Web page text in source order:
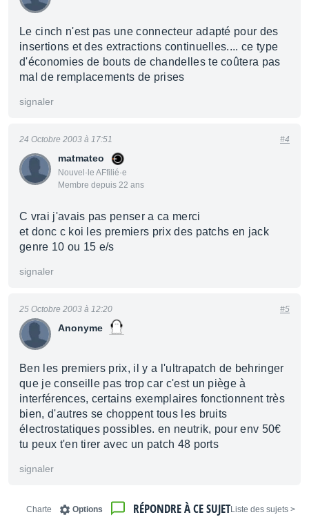
Le cinch n'est pas une connecteur adapté pour des
insertions et des extractions continuelles.... ce type
d'économies de bouts de chandelles te coûtera pas
mal de remplacements de prises
signaler
matmateo
Nouvel·le AFfilié·e
Membre depuis 22 ans
24 Octobre 2003 à 17:51 #4
C vrai j'avais pas penser a ca merci
et donc c koi les premiers prix des patchs en jack
genre 10 ou 15 e/s
signaler
Anonyme
25 Octobre 2003 à 12:20 #5
Ben les premiers prix, il y a l'ultrapatch de behringer
que je conseille pas trop car c'est un piège à
interférences, certains exemplaires fonctionnent très
bien, d'autres se choppent tous les bruits
électrostatiques possibles. en neutrik, pour env 50€
tu peux t'en tirer avec un patch 48 ports
signaler
< Liste des sujets
RÉPONDRE À CE SUJET
Options
Charte